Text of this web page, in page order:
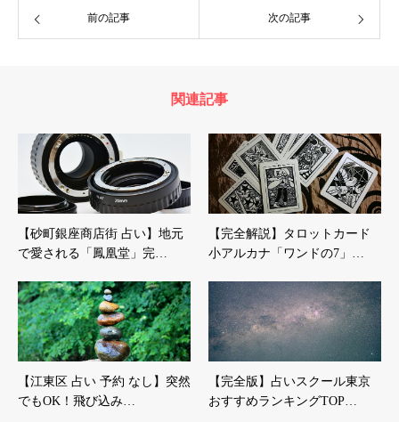
前の記事 次の記事
関連記事
【砂町銀座商店街 占い】地元
で愛される「鳳凰堂」完…
【完全解説】タロットカード
小アルカナ「ワンドの7」…
【江東区 占い 予約 なし】突然
でもOK！飛び込み…
【完全版】占いスクール東京
おすすめランキングTOP…